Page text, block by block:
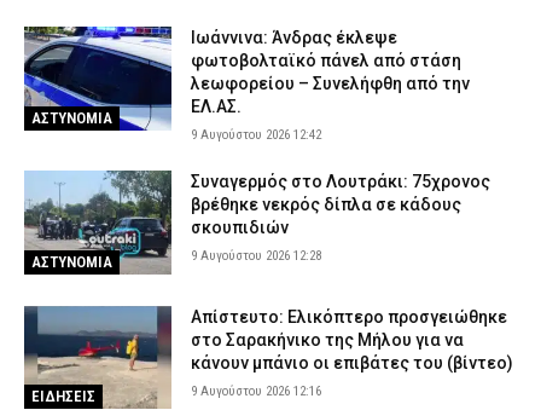
ΑΣΤΥΝΟΜΙΑ
Ιωάννινα: Άνδρας έκλεψε
φωτοβολταϊκό πάνελ από στάση
λεωφορείου – Συνελήφθη από την
ΕΛ.ΑΣ.
9 Αυγούστου 2026 12:42
ΑΣΤΥΝΟΜΙΑ
Συναγερμός στο Λουτράκι: 75χρονος
βρέθηκε νεκρός δίπλα σε κάδους
σκουπιδιών
9 Αυγούστου 2026 12:28
ΕΙΔΗΣΕΙΣ
Απίστευτο: Ελικόπτερο προσγειώθηκε
στο Σαρακήνικο της Μήλου για να
κάνουν μπάνιο οι επιβάτες του (βίντεο)
9 Αυγούστου 2026 12:16